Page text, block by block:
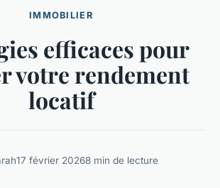
IMMOBILIER
efficaces pour
votre rendement
locatif
17 février 20268 min de lecture